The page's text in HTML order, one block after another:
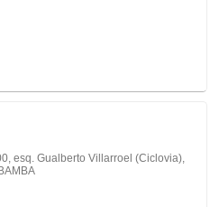
esq. Gualberto Villarroel (Ciclovia),